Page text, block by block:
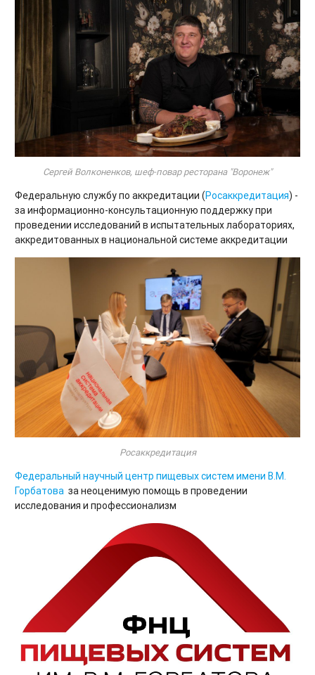
Сергей Волконенков, шеф-повар ресторана "Воронеж"
Федеральную службу по аккредитации (Росаккредитация) -
за информационно-консультационную поддержку при
проведении исследований в испытательных лабораториях,
аккредитованных в национальной системе аккредитации
Росаккредитация
Федеральный научный центр пищевых систем имени В.М.
Горбатова за неоценимую помощь в проведении
исследования и профессионализм